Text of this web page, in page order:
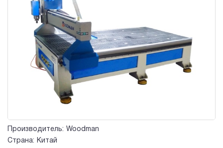
Производитель: Woodman
Страна:
Китай